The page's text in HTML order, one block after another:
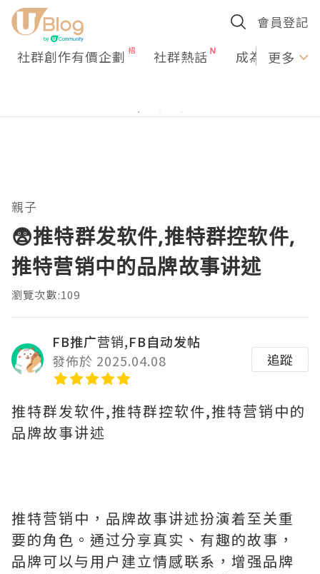
會員登記
社群創作有價企劃 社群熱話 成為U更多
親子
😨推特群发软件,推特群控软件,
推特营销中的品牌故事讲述
瀏覽次數:109
FB推广营销,FB自动发帖
發佈於 2025.04.08
追蹤
推特群发软件,推特群控软件,推特营销中的
品牌故事讲述
推特营销中，品牌故事讲述扮演着至关重
要的角色。通过分享真实、有趣的故事，
品牌可以与用户建立情感联系，增强品牌